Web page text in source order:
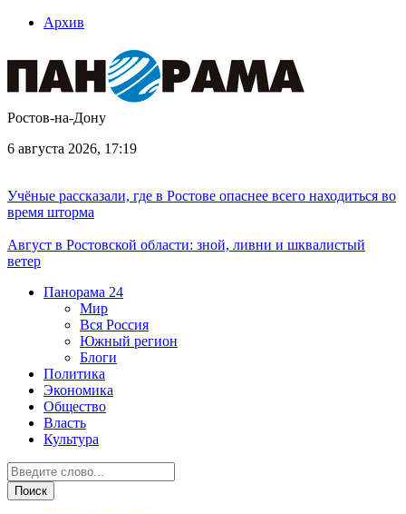
Архив
Ростов-на-Дону
6 августа 2026, 17:19
Учёные рассказали, где в Ростове опаснее всего находиться во
время шторма
Август в Ростовской области: зной, ливни и шквалистый
ветер
Панорама 24
Мир
Вся Россия
Южный регион
Блоги
Политика
Экономика
Общество
Власть
Культура